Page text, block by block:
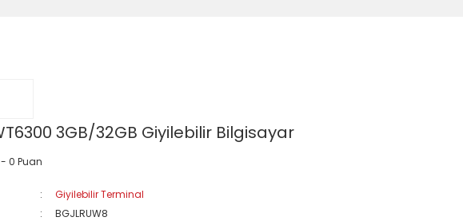
3GB/32GB Giyilebilir Bilgisayar
- 0 Puan
Giyilebilir Terminal
BGJLRUW8